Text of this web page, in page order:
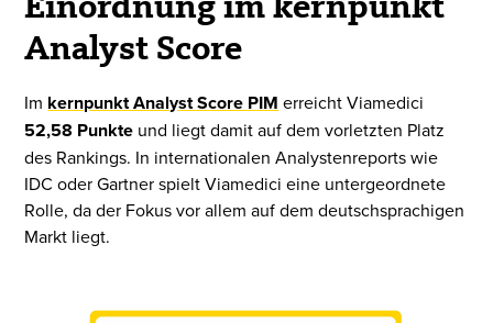
Einordnung im kernpunkt
Analyst Score
Im kernpunkt Analyst Score PIM erreicht Viamedici
52,58 Punkte und liegt damit auf dem vorletzten Platz
des Rankings. In internationalen Analystenreports wie
IDC oder Gartner spielt Viamedici eine untergeordnete
Rolle, da der Fokus vor allem auf dem deutschsprachigen
Markt liegt.